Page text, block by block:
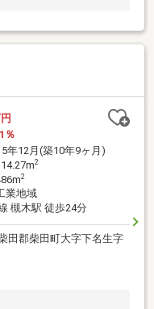
％
年12月(築10年9ヶ月)
2
2
業地域
槻木駅 徒歩24分
田郡柴田町大字下名生字